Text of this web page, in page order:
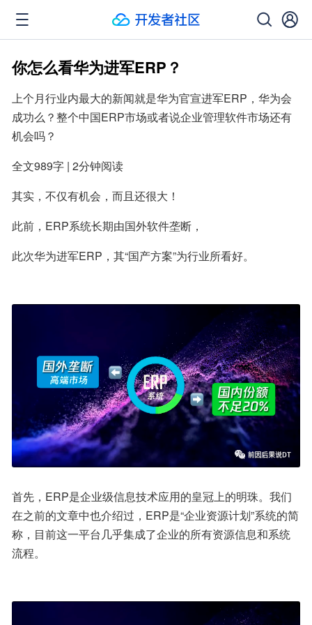
你怎么看华为进军ERP？
上个月行业内最大的新闻就是华为官宣进军ERP，华为会
成功么？整个中国ERP市场或者说企业管理软件市场还有
机会吗？
全文989字 | 2分钟阅读
其实，不仅有机会，而且还很大！
此前，ERP系统长期由国外软件垄断，
此次华为进军ERP，其“国产方案”为行业所看好。
首先，ERP是企业级信息技术应用的皇冠上的明珠。我们
在之前的文章中也介绍过，ERP是“企业资源计划”系统的简
称，目前这一平台几乎集成了企业的所有资源信息和系统
流程。